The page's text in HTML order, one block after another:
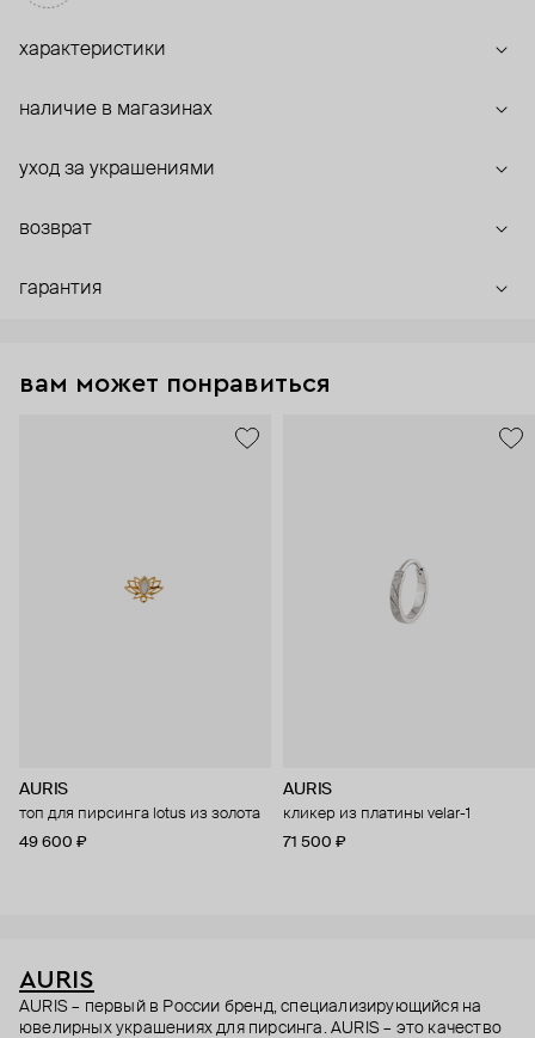
характеристики
наличие в магазинах
уход за украшениями
возврат
гарантия
вам может понравиться
AURIS
топ для пирсинга lotus из золота
49 600 ₽
AURIS
кликер из платины velar-1
71 500 ₽
AURIS
AURIS – первый в России бренд, специализирующийся на
ювелирных украшениях для пирсинга. AURIS – это качество